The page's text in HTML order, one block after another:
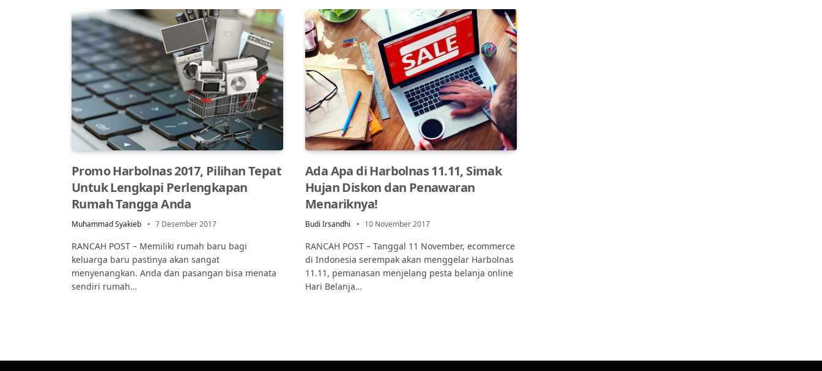
Promo Harbolnas 2017, Pilihan Tepat
Untuk Lengkapi Perlengkapan
Rumah Tangga Anda
Muhammad Syakieb 7 Desember 2017
RANCAH POST – Memiliki rumah baru bagi
keluarga baru pastinya akan sangat
menyenangkan. Anda dan pasangan bisa menata
sendiri rumah…
Ada Apa di Harbolnas 11.11, Simak
Hujan Diskon dan Penawaran
Menariknya!
Budi Irsandhi 10 November 2017
RANCAH POST – Tanggal 11 November, ecommerce
di Indonesia serempak akan menggelar Harbolnas
11.11, pemanasan menjelang pesta belanja online
Hari Belanja…